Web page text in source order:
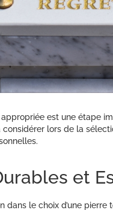
est une étape
considérer lors de la
et
dans le choix d’une